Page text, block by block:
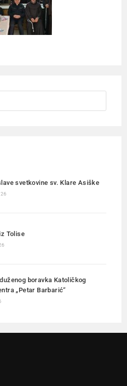
svetkovine sv. Klare Asiške
Tolise
boravka Katoličkog
„Petar Barbarić“